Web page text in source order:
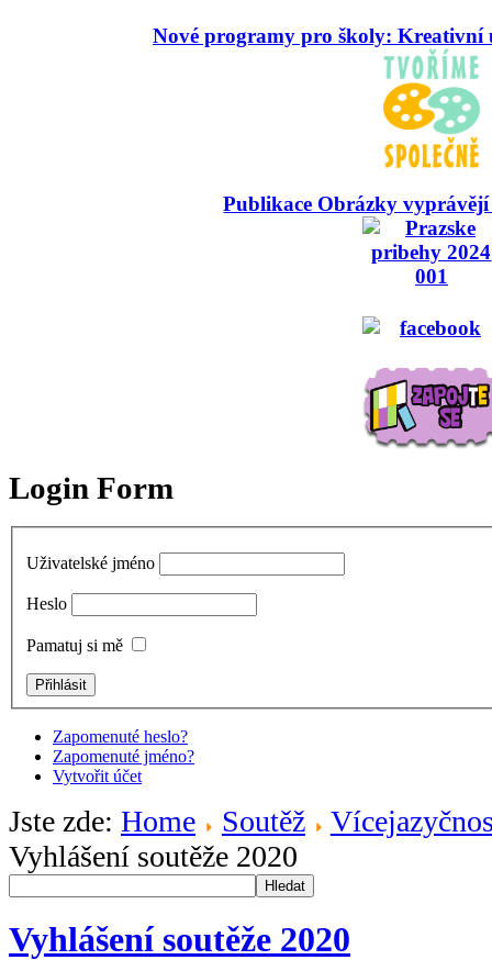
Nové programy pro školy: Kreativní
Publikace Obrázky
Login Form
Uživatelské jméno
Heslo
Pamatuj si mě
Zapomenuté heslo?
Zapomenuté jméno?
Vytvořit účet
Jste zde: Home Soutěž
Vyhlášení soutěže 2020
Hledat
Vyhlášení soutěže 2020